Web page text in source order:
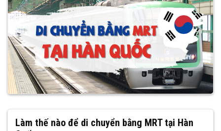
Làm thế nào để di chuyển bằng MRT tại Hàn